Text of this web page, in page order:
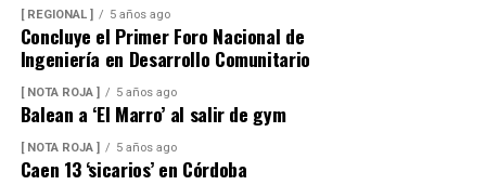
[ REGIONAL ] 5 años ago
Concluye el Primer Foro Nacional de
Ingeniería en Desarrollo Comunitario
[ NOTA ROJA ] 5 años ago
Balean a ‘El Marro’ al salir de gym
[ NOTA ROJA ] 5 años ago
Caen 13 ‘sicarios’ en Córdoba